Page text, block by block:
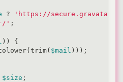
?
'https://
' ;
$mail )));
$size